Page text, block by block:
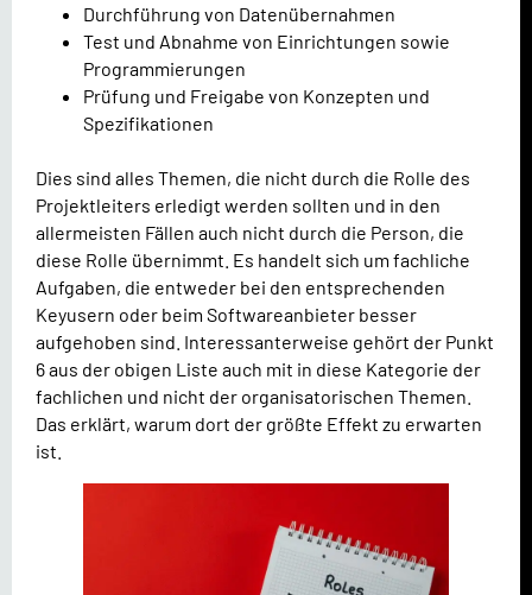
Durchführung von Datenübernahmen
Test und Abnahme von Einrichtungen sowie
Programmierungen
Prüfung und Freigabe von Konzepten und
Spezifikationen
Dies sind alles Themen, die nicht durch die Rolle des
Projektleiters erledigt werden sollten und in den
allermeisten Fällen auch nicht durch die Person, die
diese Rolle übernimmt. Es handelt sich um fachliche
Aufgaben, die entweder bei den entsprechenden
Keyusern oder beim Softwareanbieter besser
aufgehoben sind. Interessanterweise gehört der Punkt
6 aus der obigen Liste auch mit in diese Kategorie der
fachlichen und nicht der organisatorischen Themen.
Das erklärt, warum dort der größte Effekt zu erwarten
ist.